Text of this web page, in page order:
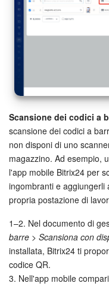
Scansione dei codici a
scansione dei codici a
non disponi di uno
magazzino. Ad esempio,
l'app mobile Bitrix24 per
ingombranti e
propria postazione di
1–2. Nel documento di
barre > Scansiona con
installata, Bitrix24 ti
codice QR.
3. Nell'app mobile